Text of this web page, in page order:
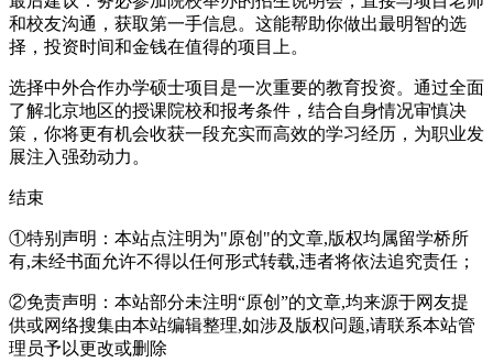
和校友沟通，获取第一手信息。这能帮助你做出最明智的选
择，投资时间和金钱在值得的项目上。
选择中外合作办学硕士项目是一次重要的教育投资。通过全面
了解北京地区的授课院校和报考条件，结合自身情况审慎决
策，你将更有机会收获一段充实而高效的学习经历，为职业发
展注入强劲动力。
结束
①特别声明：本站点注明为"原创"的文章,版权均属留学桥所
有,未经书面允许不得以任何形式转载,违者将依法追究责任；
②免责声明：本站部分未注明“原创”的文章,均来源于网友提
供或网络搜集由本站编辑整理,如涉及版权问题,请联系本站管
理员予以更改或删除